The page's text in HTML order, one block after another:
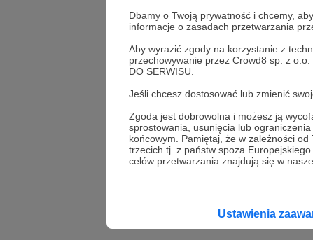
Dbamy o Twoją prywatność i chcemy,
informacje o zasadach przetwarzania
Aby wyrazić zgody na korzystanie z
przechowywanie przez Crowd8 sp. z
DO SERWISU.
Jeśli chcesz dostosować lub zmienić
Zgoda jest dobrowolna i możesz ją
sprostowania, usunięcia lub
końcowym. Pamiętaj, że w zależności
trzecich tj. z państw spoza
celów przetwarzania znajdują się w
Ustawienia